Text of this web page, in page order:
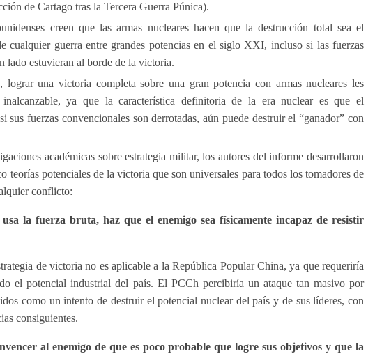
de Cartago tras la Tercera Guerra Púnica).
creen que las armas nucleares hacen que la destrucción total sea el
cualquier guerra entre grandes potencias en el siglo XXI, incluso si las fuerzas
lado estuvieran al borde de la victoria.
lograr una victoria completa sobre una gran potencia con armas nucleares les
ya que la característica definitoria de la era nuclear es que el
sus fuerzas convencionales son derrotadas, aún puede destruir el “ganador” con
académicas sobre estrategia militar, los autores del informe desarrollaron
teorías potenciales de la victoria que son universales para todos los tomadores de
conflicto:
la fuerza bruta, haz que el enemigo sea físicamente incapaz de resistir
de victoria no es aplicable a la República Popular China, ya que requeriría
el potencial industrial del país. El PCCh percibiría un ataque tan masivo por
como un intento de destruir el potencial nuclear del país y de sus líderes, con
consiguientes.
al enemigo de que es poco probable que logre sus objetivos y que la